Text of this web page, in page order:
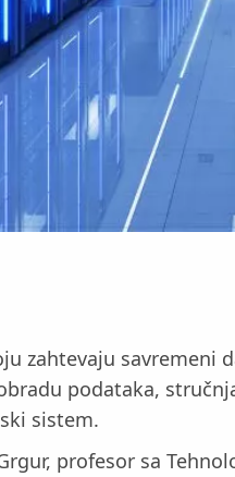
zahtevaju savremeni
podataka,
sistem.
profesor sa